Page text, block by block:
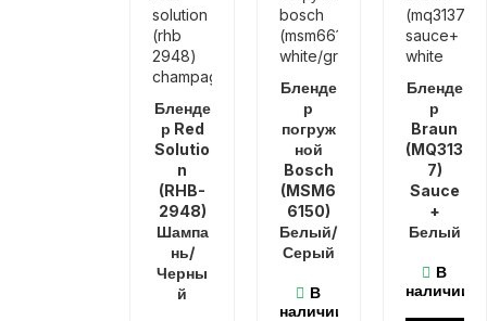
Бленде
р Red
Solutio
n
(RHB-
2948)
Шампа
нь/
Черны
й
Бленде
р
погруж
ной
Bosch
(MSM6
6150)
Белый/
Серый
В
наличии
Бленде
р
Braun
(MQ313
7)
Sauce
+
Белый
В
наличии